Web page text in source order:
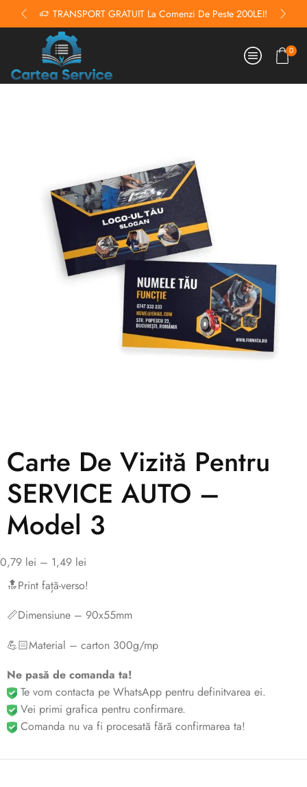
TRANSPORT GRATUIT La Comenzi De Peste 200LEI!
0
Carte De Vizită Pentru
SERVICE AUTO –
Model 3
0,79 lei – 1,49 lei
🔝Print față-verso!
📏Dimensiune – 90x55mm
💪🏻Material – carton 300g/mp
Ne pasă de comanda ta!
Te vom contacta pe WhatsApp pentru definitvarea ei.
Vei primi grafica pentru confirmare.
Comanda nu va fi procesată fără confirmarea ta!